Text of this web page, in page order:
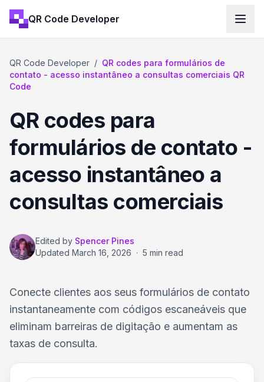
QR Code Developer
QR Code Developer / QR codes para formulários de
contato - acesso instantâneo a consultas comerciais QR
Code
QR codes para
formulários de contato -
acesso instantâneo a
consultas comerciais
Edited by Spencer Pines
Updated March 16, 2026 · 5 min read
Conecte clientes aos seus formulários de contato
instantaneamente com códigos escaneáveis que
eliminam barreiras de digitação e aumentam as
taxas de consulta.